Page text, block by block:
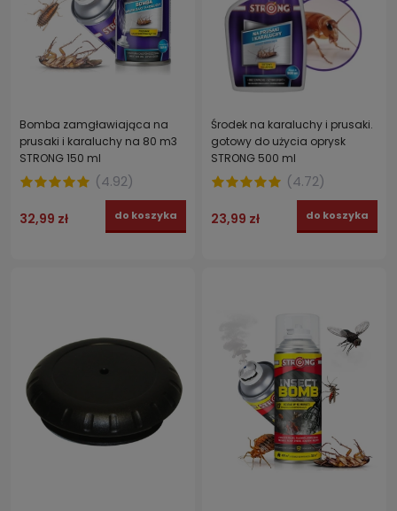
Bomba zamgławiająca na
prusaki i karaluchy na 80 m3
STRONG 150 ml
(4.92)
32,99 zł do koszyka
Środek na karaluchy i prusaki.
gotowy do użycia oprysk
STRONG 500 ml
(4.72)
23,99 zł do koszyka